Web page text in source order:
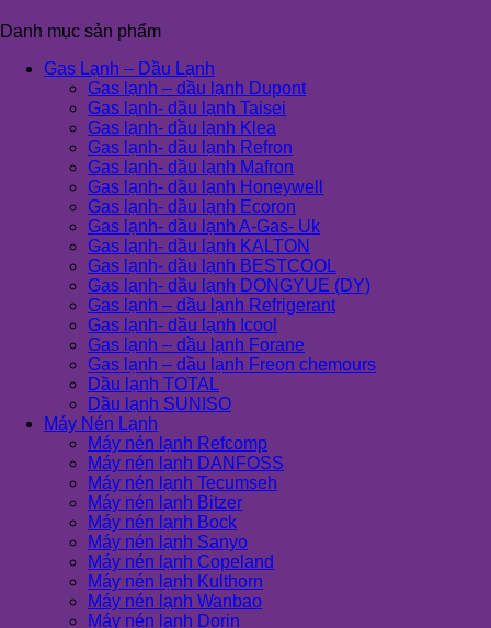
Danh mục sản phẩm
Gas Lạnh – Dầu Lạnh
Gas lạnh – dầu lạnh Dupont
Gas lạnh- dầu lạnh Taisei
Gas lạnh- dầu lạnh Klea
Gas lạnh- dầu lạnh Refron
Gas lạnh- dầu lạnh Mafron
Gas lạnh- dầu lạnh Honeywell
Gas lạnh- dầu lạnh Ecoron
Gas lạnh- dầu lạnh A-Gas- Uk
Gas lạnh- dầu lạnh KALTON
Gas lạnh- dầu lạnh BESTCOOL
Gas lạnh- dầu lạnh DONGYUE (DY)
Gas lạnh – dầu lạnh Refrigerant
Gas lạnh- dầu lạnh Icool
Gas lạnh – dầu lạnh Forane
Gas lạnh – dầu lạnh Freon chemours
Dầu lạnh TOTAL
Dầu lạnh SUNISO
Máy Nén Lạnh
Máy nén lạnh Refcomp
Máy nén lạnh DANFOSS
Máy nén lạnh Tecumseh
Máy nén lạnh Bitzer
Máy nén lạnh Bock
Máy nén lạnh Sanyo
Máy nén lạnh Copeland
Máy nén lạnh Kulthorn
Máy nén lạnh Wanbao
Máy nén lạnh Dorin